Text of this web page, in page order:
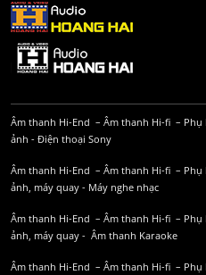
Âm thanh Hi-End – Âm thanh Hi-fi – Phụ
ảnh - Điện thoại Sony
Âm thanh Hi-End – Âm thanh Hi-fi – Phụ
ảnh, máy quay - Máy nghe nhạc
Âm thanh Hi-End – Âm thanh Hi-fi – Phụ
ảnh, máy quay - Âm thanh Karaoke
Âm thanh Hi-End – Âm thanh Hi-fi – Phụ